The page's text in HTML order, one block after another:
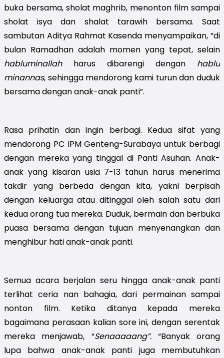
buka bersama, sholat maghrib, menonton film sampai
sholat isya dan shalat tarawih bersama. Saat
sambutan Aditya Rahmat Kasenda menyampaikan, ”di
habluminallah harus dibarengi dengan hablu
minannas, sehingga mendorong kami turun dan duduk
bersama dengan anak-anak panti”.
Rasa prihatin dan ingin berbagi. Kedua sifat yang
mendorong PC IPM Genteng-Surabaya untuk berbagi
dengan mereka yang tinggal di Panti Asuhan. Anak-
anak yang kisaran usia 7-13 tahun harus menerima
takdir yang berbeda dengan kita, yakni berpisah
dengan keluarga atau ditinggal oleh salah satu dari
kedua orang tua mereka. Duduk, bermain dan berbuka
puasa bersama dengan tujuan menyenangkan dan
menghibur hati anak-anak panti.
Semua acara berjalan seru hingga anak-anak panti
terlihat ceria nan bahagia, dari permainan sampai
nonton film. Ketika ditanya kepada mereka
bagaimana perasaan kalian sore ini, dengan serentak
mereka menjawab, “Senaaaaang”. “Banyak orang
lupa bahwa anak-anak panti juga membutuhkan